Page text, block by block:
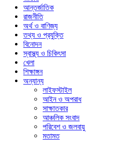
আন্তর্জাতিক
রাজনীতি
অর্থ ও বাণিজ্য
তথ্য ও প্রযুক্তি
বিনোদন
স্বাস্থ্য ও চিকিৎসা
খেলা
শিক্ষাঙ্গন
অন্যান্য
লাইফস্টাইল
আইন ও অপরাধ
সাক্ষাতকার
আঞ্চলিক সংবাদ
পরিবেশ ও জলবায়ু
মতামত